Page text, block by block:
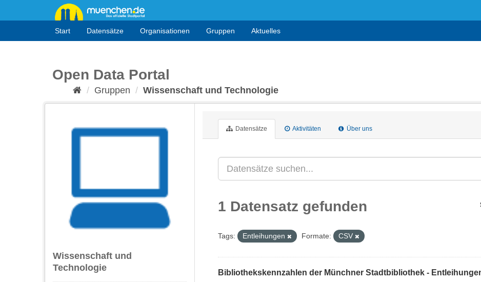
Start Datensätze Organisationen Gruppen Aktuelles
Open Data Portal
Gruppen Wissenschaft und Technologie
Wissenschaft und
Technologie
Datensätze Aktivitäten Über uns
1 Datensatz gefunden
Tags: Entleihungen Formate: CSV
Bibliothekskennzahlen der Münchner Stadtbibliothek -